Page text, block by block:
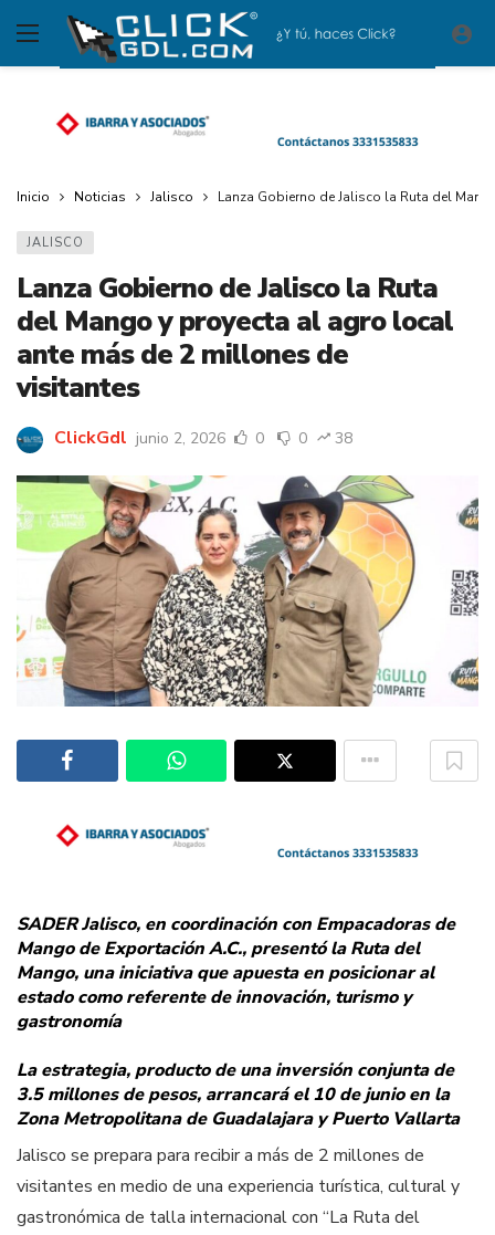
Inicio Noticias Jalisco Lanza Gobierno de Jalisco la Ruta del
JALISCO
Lanza Gobierno de Jalisco la Ruta
del Mango y proyecta al agro local
ante más de 2 millones de
visitantes
ClickGdl junio 2, 2026 0 0 38
SADER Jalisco, en coordinación con Empacadoras de
Mango de Exportación A.C., presentó la Ruta del
Mango, una iniciativa que apuesta en posicionar al
estado como referente de innovación, turismo y
gastronomía
La estrategia, producto de una inversión conjunta de
3.5 millones de pesos, arrancará el 10 de junio en la
Zona Metropolitana de Guadalajara y Puerto Vallarta
Jalisco se prepara para recibir a más de 2 millones de
visitantes en medio de una experiencia turística, cultural y
gastronómica de talla internacional con “La Ruta del